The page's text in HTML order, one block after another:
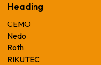
Heading
CEMO
Nedo
Roth
RIKUTEC